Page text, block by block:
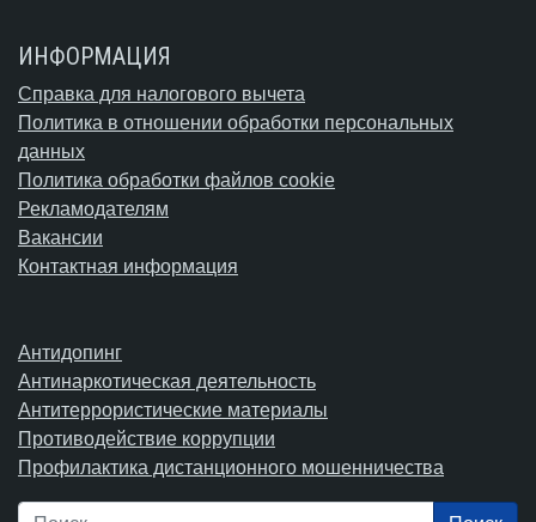
ИНФОРМАЦИЯ
Справка для налогового вычета
Политика в отношении обработки персональных
данных
Политика обработки файлов cookie
Рекламодателям
Вакансии
Контактная информация
Антидопинг
Антинаркотическая деятельность
Антитеррористические материалы
Противодействие коррупции
Профилактика дистанционного мошенничества
Поиск